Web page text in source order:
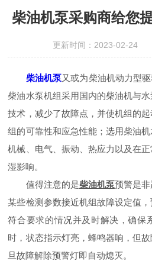
柴油机泵采购商给您
更新时间：2023-02-24
柴油机泵又或为柴油机动力型
柴油水泵机组采用国内的柴油机与
技术，减少了故障点，并使机组的
组的可靠性和应急性能；选用柴油
机械、电气、振动、热应力以及在
湿影响。
值得注意的是柴油机泵预警是
某些检测参数接近机组故障设定值
符合要求的情况并及时解决，确保
时，状态指示灯亮，蜂鸣器响，但
旦故障解除预警灯即自动熄灭。